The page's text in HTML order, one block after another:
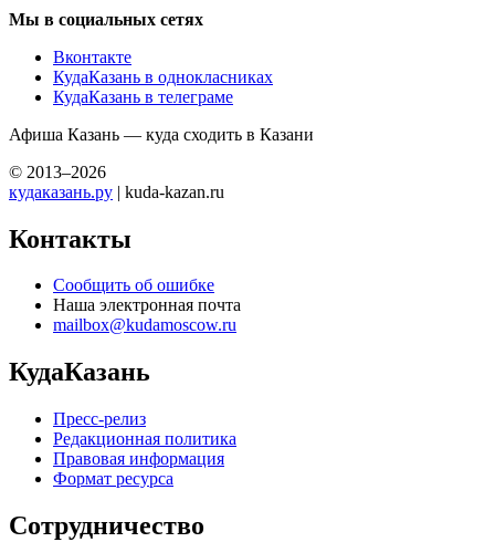
Мы в социальных сетях
Вконтакте
КудаКазань в однокласниках
КудаКазань в телеграме
Афиша Казань — куда сходить в Казани
© 2013–2026
кудаказань.ру | kuda-kazan.ru
Контакты
Сообщить об ошибке
Наша электронная почта
mailbox@kudamoscow.ru
КудаКазань
Пресс-релиз
Редакционная политика
Правовая информация
Формат ресурса
Сотрудничество